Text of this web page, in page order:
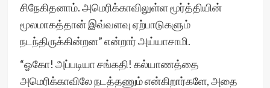
சிநேகிதனாம். அமெரிக்காவிலுள்ள மூர்த்தியின்
மூலமாகத்தான் இவ்வளவு ஏற்பாடுகளும்
நடந்திருக்கின்றன” என்றார் அய்யாசாமி.
“ஓகோ! அப்படியா சங்கதி! கல்யாணத்தை
அமெரிக்காவிலே நடத்தணும் என்கிறார்களே, அதை